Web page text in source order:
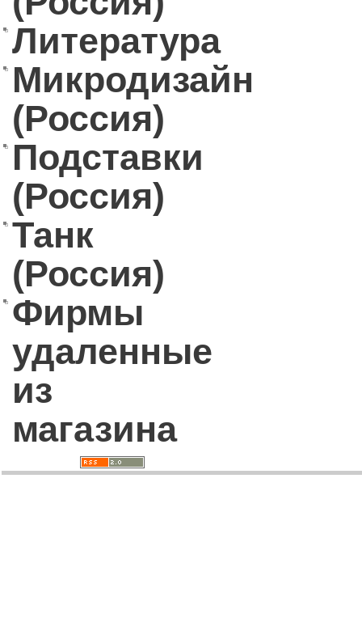
Литература
Микродизайн
(Россия)
Подставки
(Россия)
Танк
(Россия)
Фирмы
удаленные
из
магазина